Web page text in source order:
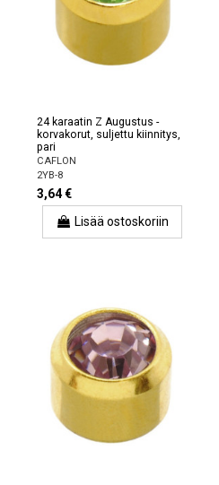
24 karaatin Z Augustus -
korvakorut, suljettu kiinnitys,
pari
CAFLON
2YB-8
3,64 €
Lisää ostoskoriin